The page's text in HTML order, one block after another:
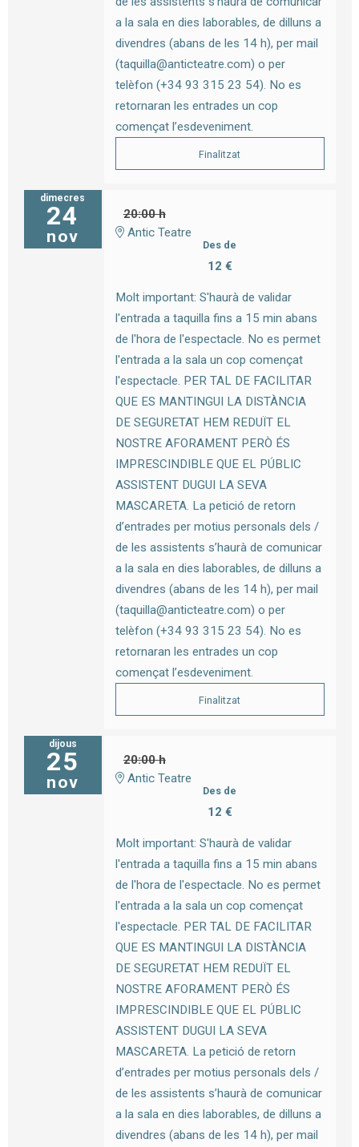
a la sala en dies laborables, de dilluns a
divendres (abans de les 14 h), per mail
(taquilla@anticteatre.com) o per
telèfon (+34 93 315 23 54). No es
retornaran les entrades un cop
començat l’esdeveniment.
Finalitzat
dimecres
24
nov
20:00 h
Antic Teatre
Des de
12 €
Molt important: S'haurà de validar
l'entrada a taquilla fins a 15 min abans
de l'hora de l'espectacle. No es permet
l'entrada a la sala un cop començat
l'espectacle. PER TAL DE FACILITAR
QUE ES MANTINGUI LA DISTÀNCIA
DE SEGURETAT HEM REDUÏT EL
NOSTRE AFORAMENT PERÒ ÉS
IMPRESCINDIBLE QUE EL PÚBLIC
ASSISTENT DUGUI LA SEVA
MASCARETA. La petició de retorn
d’entrades per motius personals dels /
de les assistents s’haurà de comunicar
a la sala en dies laborables, de dilluns a
divendres (abans de les 14 h), per mail
(taquilla@anticteatre.com) o per
telèfon (+34 93 315 23 54). No es
retornaran les entrades un cop
començat l’esdeveniment.
Finalitzat
dijous
25
nov
20:00 h
Antic Teatre
Des de
12 €
Molt important: S'haurà de validar
l'entrada a taquilla fins a 15 min abans
de l'hora de l'espectacle. No es permet
l'entrada a la sala un cop començat
l'espectacle. PER TAL DE FACILITAR
QUE ES MANTINGUI LA DISTÀNCIA
DE SEGURETAT HEM REDUÏT EL
NOSTRE AFORAMENT PERÒ ÉS
IMPRESCINDIBLE QUE EL PÚBLIC
ASSISTENT DUGUI LA SEVA
MASCARETA. La petició de retorn
d’entrades per motius personals dels /
de les assistents s’haurà de comunicar
a la sala en dies laborables, de dilluns a
divendres (abans de les 14 h), per mail